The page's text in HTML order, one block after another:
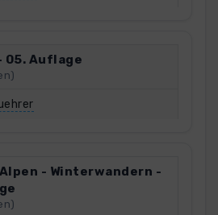
05. Auflage
- Winterwandern -